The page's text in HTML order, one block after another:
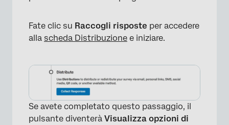
Fate clic su Raccogli risposte per accedere
alla scheda Distribuzione e iniziare.
Se avete completato questo passaggio, il
pulsante diventerà Visualizza opzioni di